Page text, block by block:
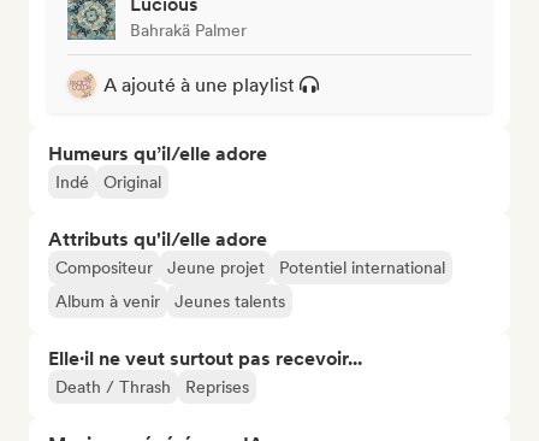
Bahrakä Palmer
A ajouté à une playlist
Humeurs qu’il/elle adore
Indé Original
Attributs qu'il/elle adore
Compositeur Jeune projet
Potentiel international
Album à venir
Jeunes talents
Elle·il ne veut surtout pas recevoir...
Death / Thrash Reprises